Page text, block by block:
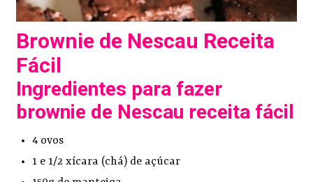
Brownie de Nescau Receita
Fácil
Ingredientes para fazer
brownie de Nescau receita fácil
4 ovos
1 e 1/2 xícara (chá) de açúcar